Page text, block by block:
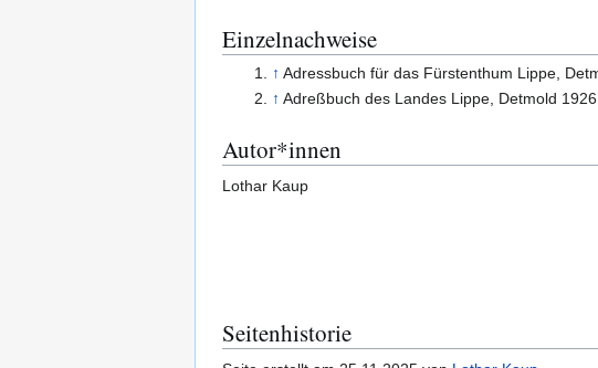
Einzelnachweise
↑ Adressbuch für das Fürstenthum Lippe,
↑ Adreßbuch des Landes Lippe, Detmold 1926
Autor*innen
Lothar Kaup
Seitenhistorie